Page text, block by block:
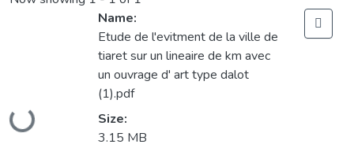
Loading...
Name:
Etude de l'evitment de la ville de
tiaret sur un lineaire de km avec
un ouvrage d' art type dalot
(1).pdf
Size:
3.15 MB